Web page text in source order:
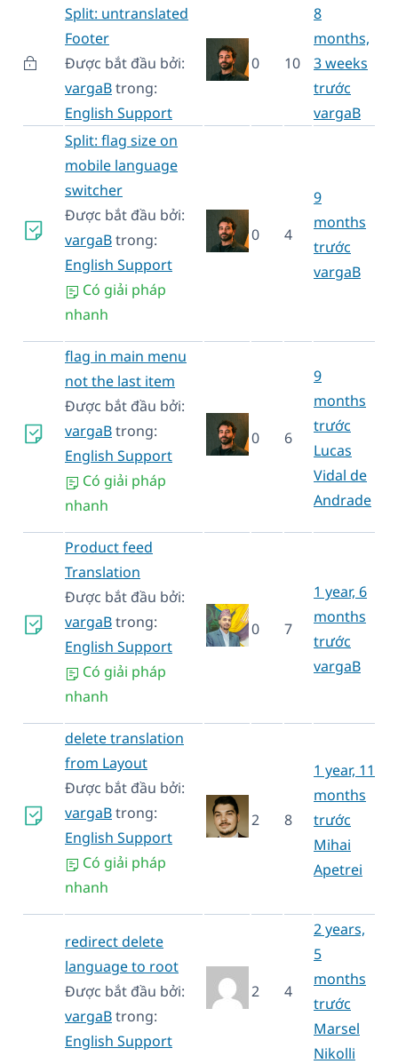
Split: untranslated
Footer
Được bắt đầu bởi:
vargaBtrong:
English Support
0 10
8
months,
3 weeks
trước
vargaB
Split: flag size on
mobile language
switcher
Được bắt đầu bởi:
vargaBtrong:
English Support
Có giải pháp
nhanh
0 4
9
months
trước
vargaB
flag in main menu
not the last item
Được bắt đầu bởi:
vargaBtrong:
English Support
Có giải pháp
nhanh
0 6
9
months
trước
Lucas
Vidal de
Andrade
Product feed
Translation
Được bắt đầu bởi:
vargaBtrong:
English Support
Có giải pháp
nhanh
0 7
1 year, 6
months
trước
vargaB
delete translation
from Layout
Được bắt đầu bởi:
vargaBtrong:
English Support
Có giải pháp
nhanh
2 8
1 year, 11
months
trước
Mihai
Apetrei
redirect delete
language to root
Được bắt đầu bởi:
vargaBtrong:
English Support
2 4
2 years,
5
months
trước
Marsel
Nikolli